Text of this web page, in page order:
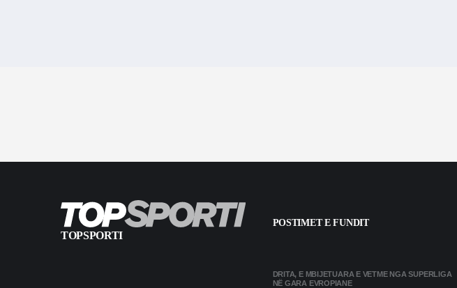
TOPSPORTI
POSTIMET E FUNDIT
DRITA, E MBIJETUARA E VETME NGA SUPERLIGA
NË GARA EVROPIANE